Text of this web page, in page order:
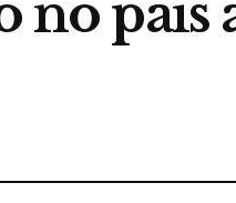
no país